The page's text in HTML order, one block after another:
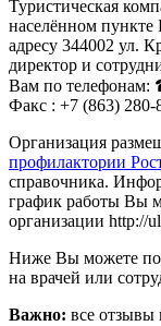
Туристическая
населённом пункте
адресу 344002 ул.
директор и
Вам по телефонам:
Факс : +7 (863) 280-
Организация
профилактории
справочника.
график работы Вы
организации http://
Ниже Вы можете
на врачей или
Важно: все отзывы